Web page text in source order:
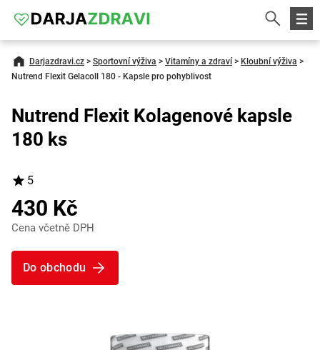
Darjazdravi.cz > Sportovní výživa > Vitamíny a zdraví > Kloubní výživa >
Nutrend Flexit Gelacoll 180 - Kapsle pro pohyblivost
Nutrend Flexit Kolagenové kapsle
180 ks
5
430 Kč
Cena včetně DPH
Do obchodu